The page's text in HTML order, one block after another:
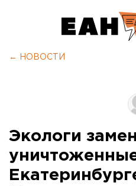
← НОВОСТИ
Экологи